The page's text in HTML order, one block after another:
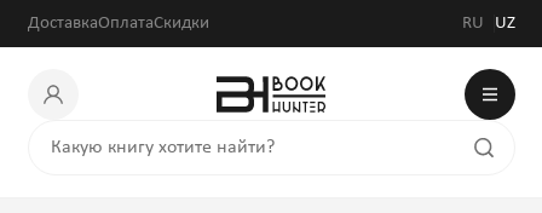
ДоставкаОплатаСкидки RU UZ